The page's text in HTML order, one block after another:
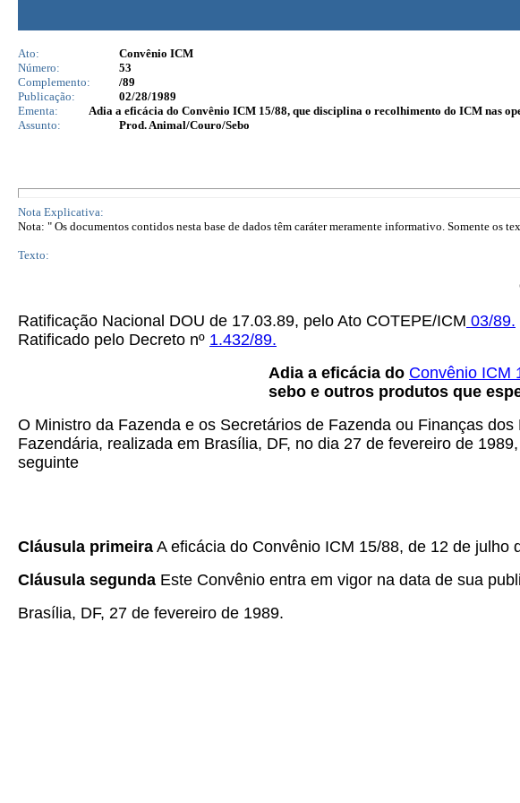
Ato:
Convênio ICM
Número:
53
Complemento:
/89
Publicação:
02/28/1989
Ementa:
Adia a eficácia do Convênio ICM 15/88, que disciplina o recolhimento do ICM nas
Assunto:
Prod. Animal/Couro/Sebo
Nota Explicativa:
Nota: " Os documentos contidos nesta base de dados têm caráter meramente informativo. Somente os
Texto:
Ratificação Nacional DOU de 17.03.89, pelo Ato COTEPE/ICM 03/89.
Ratificado pelo Decreto nº 1.432/89.
Adia a eficácia do Convênio ICM
sebo e outros produtos que
O Ministro da Fazenda e os Secretários de Fazenda ou Finanças
Fazendária, realizada em Brasília, DF, no dia 27 de fevereiro de
seguinte
Cláusula primeira A eficácia do Convênio ICM 15/88, de 12 de julho
Cláusula segunda Este Convênio entra em vigor na data de sua
Brasília, DF, 27 de fevereiro de 1989.